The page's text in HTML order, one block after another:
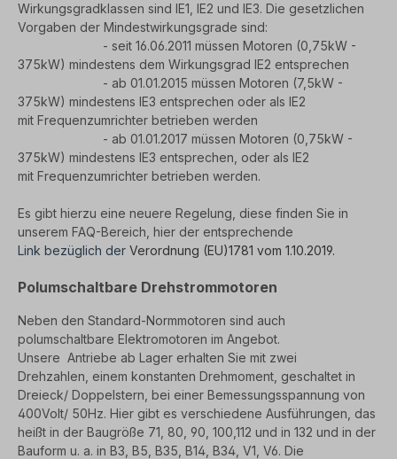
Wirkungsgradklassen sind IE1, IE2 und IE3. Die gesetzlichen
Vorgaben der Mindestwirkungsgrade sind:
- seit 16.06.2011 müssen Motoren (0,75kW -
375kW) mindestens dem Wirkungsgrad IE2 entsprechen
- ab 01.01.2015 müssen Motoren (7,5kW -
375kW) mindestens IE3 entsprechen oder als IE2
mit Frequenzumrichter betrieben werden
- ab 01.01.2017 müssen Motoren (0,75kW -
375kW) mindestens IE3 entsprechen, oder als IE2
mit Frequenzumrichter betrieben werden.
Es gibt hierzu eine neuere Regelung, diese finden Sie in
unserem FAQ-Bereich, hier der entsprechende
Link bezüglich der Verordnung (EU)1781 vom 1.10.2019.
Polumschaltbare Drehstrommotoren
Neben den Standard-Normmotoren sind auch
polumschaltbare Elektromotoren im Angebot.
Unsere Antriebe ab Lager erhalten Sie mit zwei
Drehzahlen, einem konstanten Drehmoment, geschaltet in
Dreieck/ Doppelstern, bei einer Bemessungsspannung von
400Volt/ 50Hz. Hier gibt es verschiedene Ausführungen, das
heißt in der Baugröße 71, 80, 90, 100,112 und in 132 und in der
Bauform u. a. in B3, B5, B35, B14, B34, V1, V6. Die